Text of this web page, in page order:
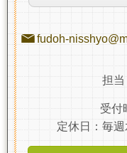
fudoh-
担当
受付
定休日：毎